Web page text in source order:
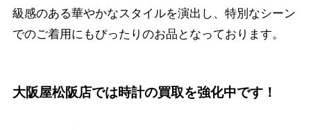
級感のある華やかなスタイルを演出し、特別なシーン
でのご着用にもぴったりのお品となっております。
大阪屋松阪店では時計の買取を強化中です！